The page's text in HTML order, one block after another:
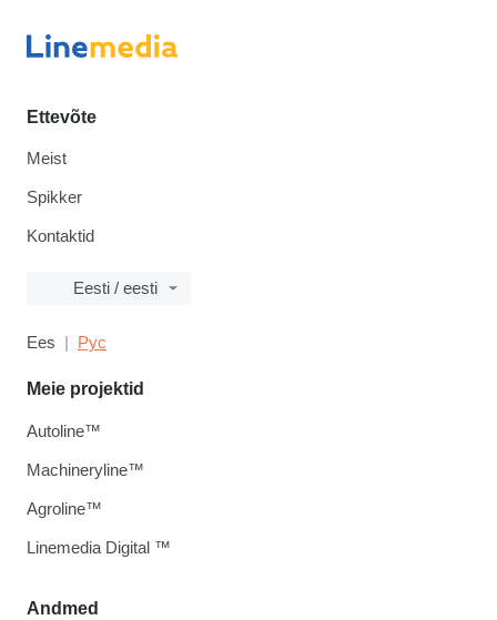
Ettevõte
Meist
Spikker
Kontaktid
Eesti / eesti
Ees Рус
Andmed
Meie projektid
Autoline™
Machineryline™
Agroline™
Linemedia Digital ™